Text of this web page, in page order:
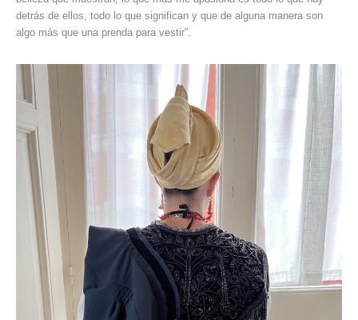
detrás de ellos, todo lo que significan y que de alguna manera son
algo más que una prenda para vestir”.